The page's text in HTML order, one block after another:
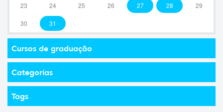
23 24 25 26 27 28 29
30 31
Cursos de graduação
Categorías
Tags